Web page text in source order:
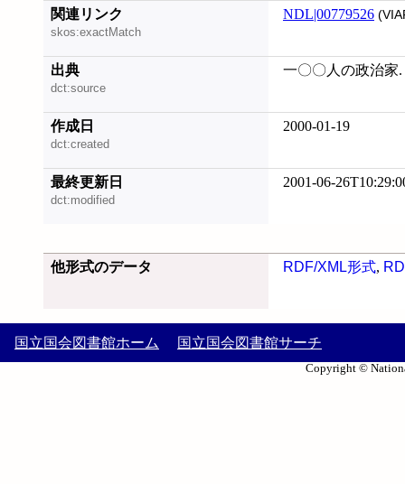
関連リンク
skos:exactMatch
NDL|00779526
出典
dct:source
一〇〇人の政治家
作成日
dct:created
2000-01-19
最終更新日
dct:modified
2001-06-
他形式のデータ RDF/XML形式,
国立国会図書館ホーム 国立国会図書館サーチ
Copyright ©